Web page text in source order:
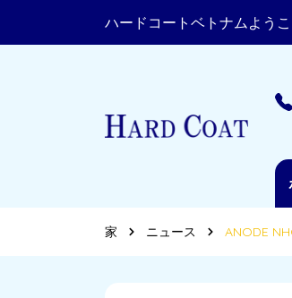
ハードコートベトナムよう
家 ニュース ANODE